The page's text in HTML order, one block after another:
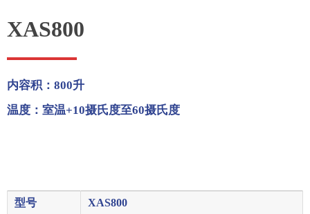
XAS800
内容积：800升
温度：室温+10摄氏度至60摄氏度
型号 XAS800